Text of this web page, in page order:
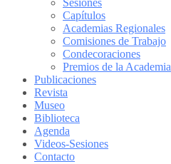
Sesiones
Capítulos
Academias Regionales
Comisiones de Trabajo
Condecoraciones
Premios de la Academia
Publicaciones
Revista
Museo
Biblioteca
Agenda
Videos-Sesiones
Contacto